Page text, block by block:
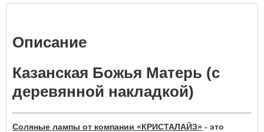
Описание
Казанская Божья Матерь (с
деревянной накладкой)
Соляные лампы от компании «КРИСТАЛАЙЗ» - это